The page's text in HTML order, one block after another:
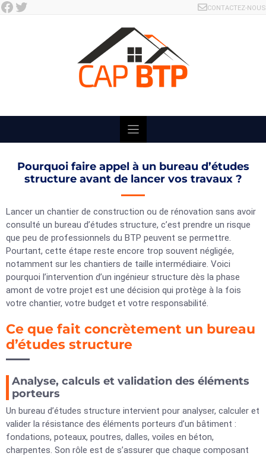
Skip
Facebook Twitter CONTACTEZ-NOUS
Pourquoi faire appel à un bureau d’études
structure avant de lancer vos travaux ?
Lancer un chantier de construction ou de rénovation sans avoir
consulté un bureau d’études structure, c’est prendre un risque
que peu de professionnels du BTP peuvent se permettre.
Pourtant, cette étape reste encore trop souvent négligée,
notamment sur les chantiers de taille intermédiaire. Voici
pourquoi l’intervention d’un ingénieur structure dès la phase
amont de votre projet est une décision qui protège à la fois
votre chantier, votre budget et votre responsabilité.
Ce que fait concrètement un bureau
d’études structure
Analyse, calculs et validation des éléments
porteurs
Un bureau d’études structure intervient pour analyser, calculer et
valider la résistance des éléments porteurs d’un bâtiment :
fondations, poteaux, poutres, dalles, voiles en béton,
charpentes. Son rôle est de s’assurer que chaque composant